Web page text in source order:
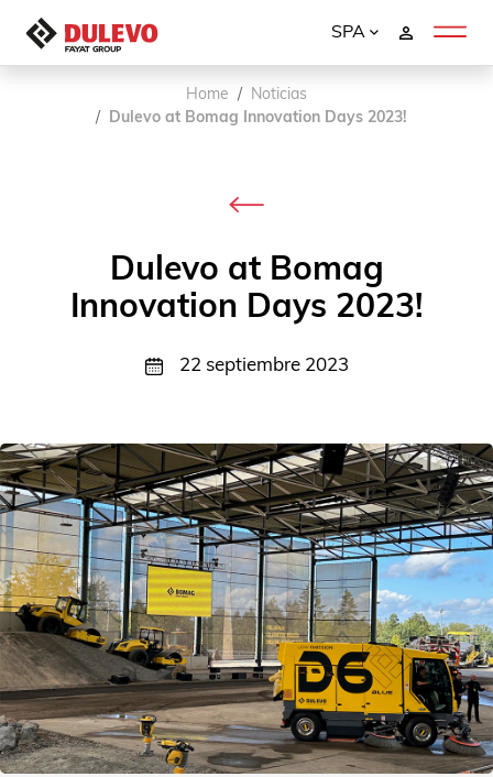
SPA
Home
Noticias
Dulevo at Bomag Innovation Days 2023!
Dulevo at Bomag
Innovation Days 2023!
22 septiembre 2023